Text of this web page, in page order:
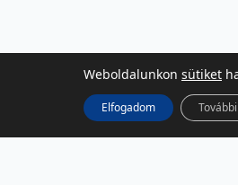
Weboldalunkon sütiket
Elfogadom